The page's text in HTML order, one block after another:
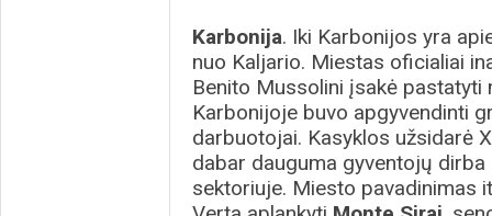
Karbonija. Iki Karbonijos yra
nuo Kaljario. Miestas oficialiai
Benito Mussolini įsakė
Karbonijoje buvo apgyvendinti
darbuotojai. Kasyklos užsidarė
dabar dauguma gyventojų
sektoriuje. Miesto pavadinimas